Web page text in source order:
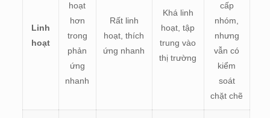
Linh
hoạt
hoạt
hơn
trong
phản
ứng
nhanh
Rất linh
hoạt, thích
ứng nhanh
Khá linh
hoạt, tập
trung vào
thị trường
cấp
nhóm,
nhưng
vẫn có
kiểm
soát
chặt chẽ